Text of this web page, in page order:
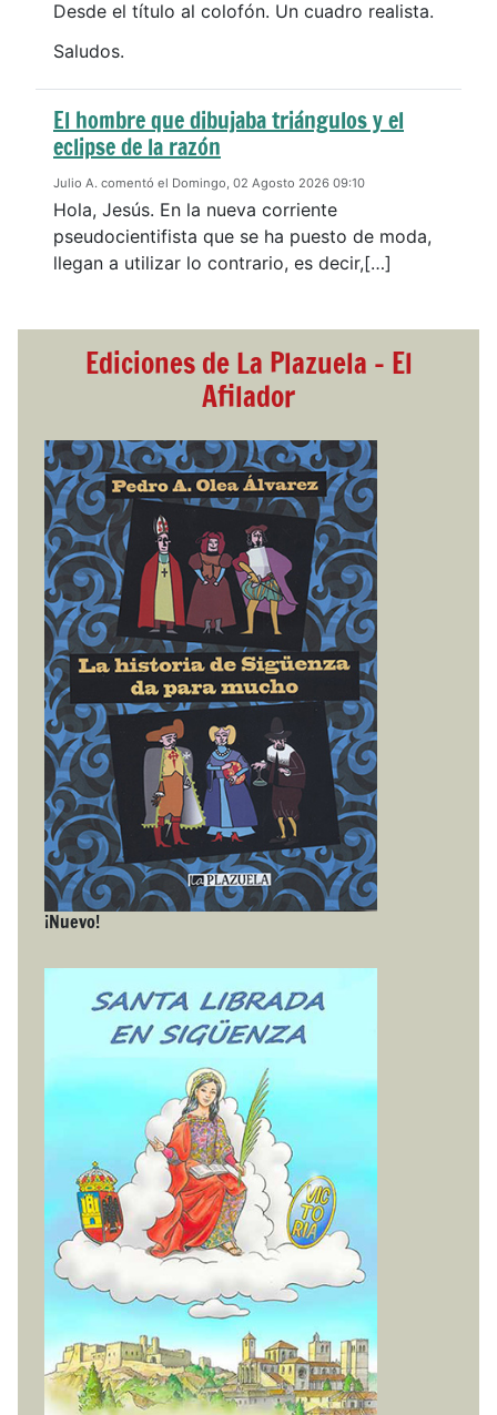
Desde el título al colofón. Un cuadro realista.
Saludos.
El hombre que dibujaba triángulos y el
eclipse de la razón
Julio A. comentó el Domingo, 02 Agosto 2026 09:10
Hola, Jesús. En la nueva corriente
pseudocientifista que se ha puesto de moda,
llegan a utilizar lo contrario, es decir,[…]
Ediciones de La Plazuela - El
Afilador
¡Nuevo!